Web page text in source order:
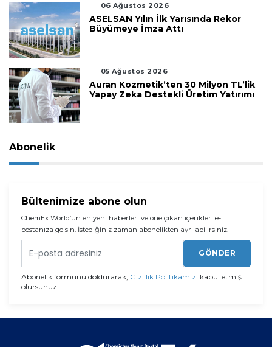
06 Ağustos 2026
ASELSAN Yılın İlk Yarısında Rekor
Büyümeye İmza Attı
05 Ağustos 2026
Auran Kozmetik’ten 30 Milyon TL’lik
Yapay Zeka Destekli Üretim Yatırımı
Abonelik
Bültenimize abone olun
ChemEx World’ün en yeni haberleri ve öne çıkan içerikleri e-
postanıza gelsin. İstediğiniz zaman abonelikten ayrılabilirsiniz.
GÖNDER
Abonelik formunu doldurarak, Gizlilik Politikamızı kabul etmiş
olursunuz.